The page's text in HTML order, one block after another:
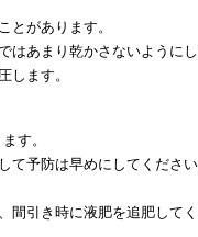
とがあります。
あまり乾かさないようにし
します。
す。
予防は早めにしてください
引き時に液肥を追肥してく